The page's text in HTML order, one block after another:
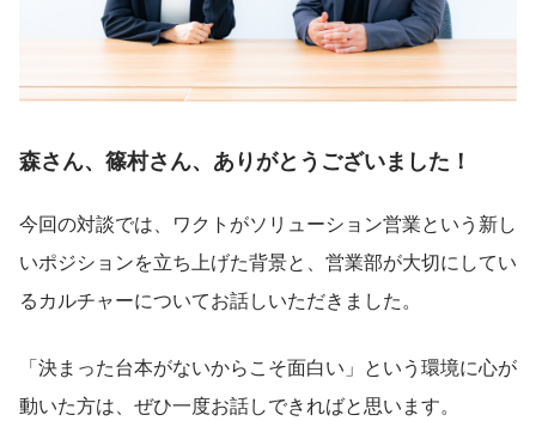
森さん、篠村さん、ありがとうございました！
今回の対談では、ワクトがソリューション営業という新し
いポジションを立ち上げた背景と、営業部が大切にしてい
るカルチャーについてお話しいただきました。
「決まった台本がないからこそ面白い」という環境に心が
動いた方は、ぜひ一度お話しできればと思います。